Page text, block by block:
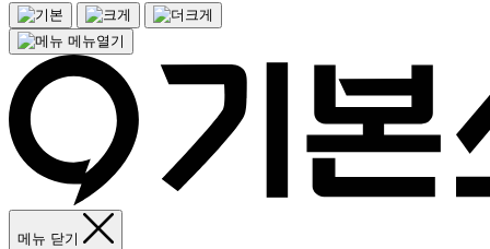
메뉴열기
메뉴 닫기